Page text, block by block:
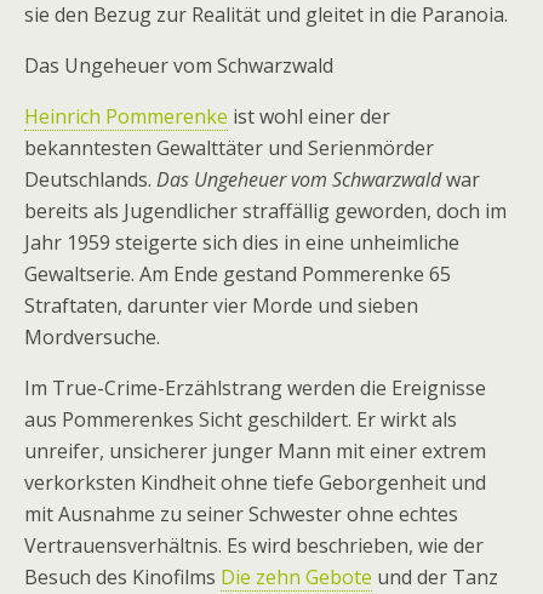
sie den Bezug zur Realität und gleitet in die Paranoia.
Das Ungeheuer vom Schwarzwald
Heinrich Pommerenke ist wohl einer der
bekanntesten Gewalttäter und Serienmörder
Deutschlands. Das Ungeheuer vom Schwarzwaldwar
bereits als Jugendlicher straffällig geworden, doch im
Jahr 1959 steigerte sich dies in eine unheimliche
Gewaltserie. Am Ende gestand Pommerenke 65
Straftaten, darunter vier Morde und sieben
Mordversuche.
Im True-Crime-Erzählstrang werden die Ereignisse
aus Pommerenkes Sicht geschildert. Er wirkt als
unreifer, unsicherer junger Mann mit einer extrem
verkorksten Kindheit ohne tiefe Geborgenheit und
mit Ausnahme zu seiner Schwester ohne echtes
Vertrauensverhältnis. Es wird beschrieben, wie der
Besuch des Kinofilms Die zehn Gebote und der Tanz